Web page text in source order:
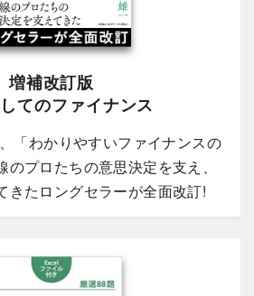
増補改訂版
てのファイナンス
「わかりやすいファイナンスの
プロたちの意思決定を支え、
きたロングセラーが全面改訂!